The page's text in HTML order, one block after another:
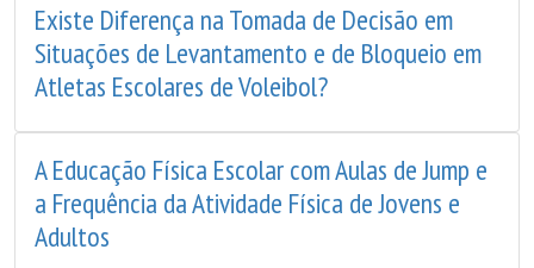
Existe Diferença na Tomada de Decisão em
Situações de Levantamento e de Bloqueio em
Atletas Escolares de Voleibol?
A Educação Física Escolar com Aulas de Jump e
a Frequência da Atividade Física de Jovens e
Adultos